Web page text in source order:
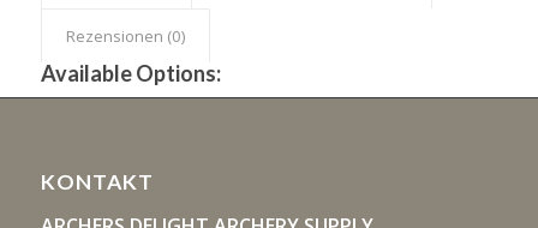
Rezensionen (0)
Available Options:
KONTAKT